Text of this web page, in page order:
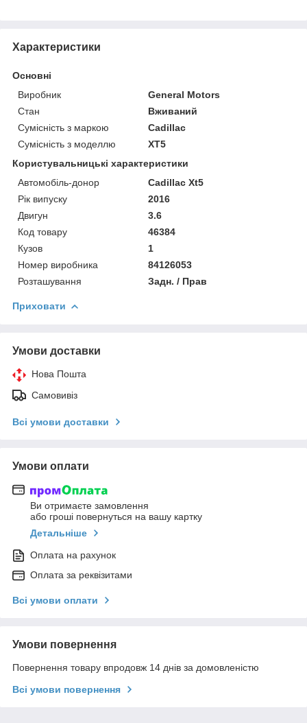
Характеристики
Основні
Виробник
General Motors
Стан
Вживаний
Сумісність з маркою
Cadillac
Сумісність з моделлю
XT5
Користувальницькі характеристики
Автомобіль-донор
Cadillac Xt5
Рік випуску
2016
Двигун
3.6
Код товару
46384
Кузов
1
Номер виробника
84126053
Розташування
Задн. / Прав
Приховати
Умови доставки
Нова Пошта
Самовивіз
Всі умови доставки
Умови оплати
Ви отримаєте замовлення
або гроші повернуться на вашу картку
Детальніше
Оплата на рахунок
Оплата за реквізитами
Всі умови оплати
Умови повернення
Повернення товару впродовж 14 днів за домовленістю
Всі умови повернення